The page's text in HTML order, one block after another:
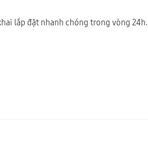
lắp đặt nhanh chóng trong vòng 24h.